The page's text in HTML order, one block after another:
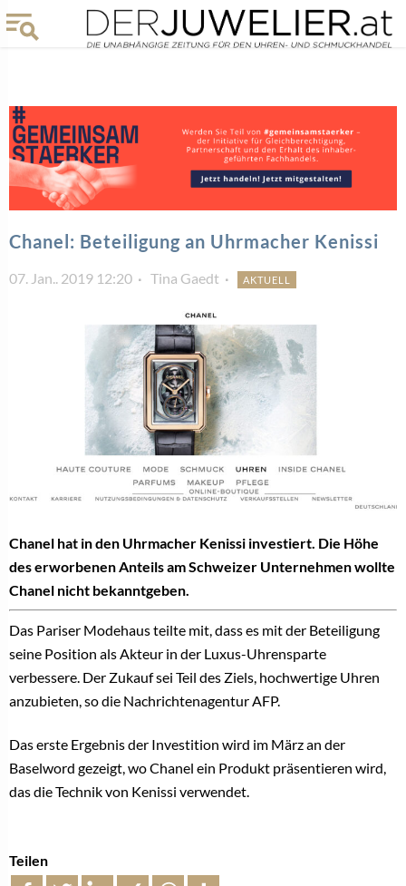
Chanel: Beteiligung an Uhrmacher Kenissi
07. Jan.. 2019 12:20 Tina Gaedt AKTUELL
Chanel hat in den Uhrmacher Kenissi investiert. Die Höhe
des erworbenen Anteils am Schweizer Unternehmen wollte
Chanel nicht bekanntgeben.
Das Pariser Modehaus teilte mit, dass es mit der Beteiligung
seine Position als Akteur in der Luxus-Uhrensparte
verbessere. Der Zukauf sei Teil des Ziels, hochwertige Uhren
anzubieten, so die Nachrichtenagentur AFP.
Das erste Ergebnis der Investition wird im März an der
Baselword gezeigt, wo Chanel ein Produkt präsentieren wird,
das die Technik von Kenissi verwendet.
Teilen